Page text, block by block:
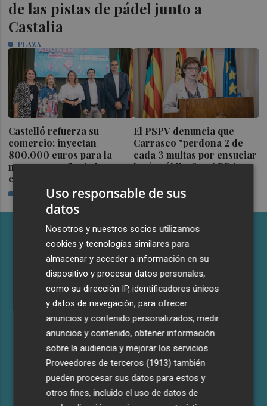
de las pistas de pádel junto a
Castalia
PLAZA
Castelló refuerza su
comercio: inyectan
800.000 euros para la
nueva campaña de bonos
comerciales
El PSPV denuncia que
Carrasco "perdona 2 de
cada 3 multas por ensuciar
la vía pública" y el PP le
PLAZA
Castelló apuesta por convertir el
eclipse en un referente científico:
recibirá a un gran equipo de
expertos
Uso responsable de sus
datos
Nosotros y nuestros socios utilizamos
cookies y tecnologías similares para
almacenar y acceder a información en su
dispositivo y procesar datos personales,
como su dirección IP, identificadores únicos
y datos de navegación, para ofrecer
anuncios y contenido personalizados, medir
anuncios y contenido, obtener información
sobre la audiencia y mejorar los servicios.
Proveedores de terceros (1913) también
pueden procesar sus datos para estos y
otros fines, incluido el uso de datos de